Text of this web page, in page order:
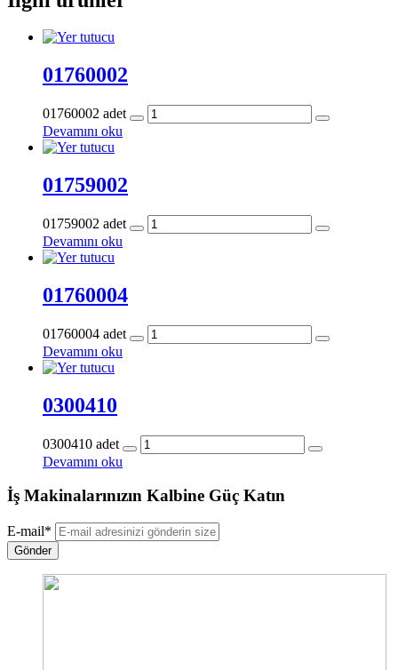
01760002
01760002 adet
Devamını oku
01759002
01759002 adet
Devamını oku
01760004
01760004 adet
Devamını oku
0300410
0300410 adet
Devamını oku
İş Makinalarınızın Kalbine Güç Katın
E-mail*
Gönder